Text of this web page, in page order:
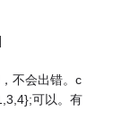
不会出错。c
可以。有